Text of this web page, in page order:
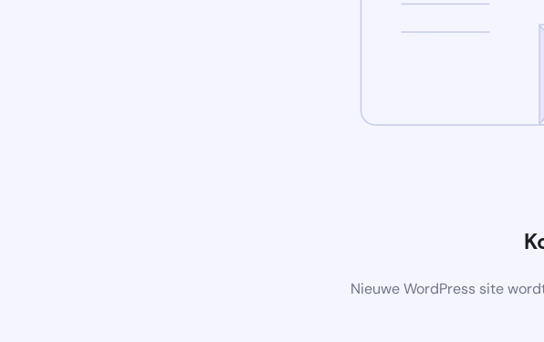
Nieuwe WordPress site